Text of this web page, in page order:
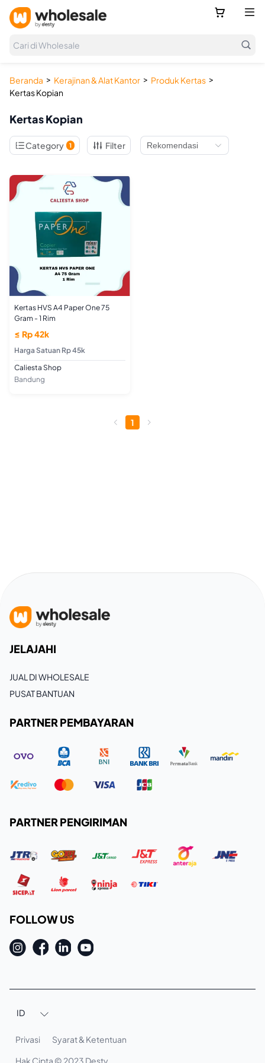
 
Cari di Wholesale 
Beranda > Kerajinan & Alat Kantor > Produk Kertas >
Kertas Kopian
Kertas Kopian
Category 1 Filter
Kertas HVS A4 Paper One 75
Gram - 1 Rim
≤ Rp 42k
Harga Satuan Rp 45k
Caliesta Shop
Bandung
1
JELAJAHI
JUAL DI WHOLESALE
PUSAT BANTUAN
PARTNER PEMBAYARAN
PARTNER PENGIRIMAN
FOLLOW US
ID 
Privasi
Syarat & Ketentuan
Hak Cipta © 2023 Desty